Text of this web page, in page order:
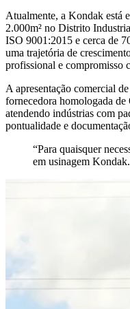
Atualmente, a Kondak está
2.000m² no Distrito
ISO 9001:2015 e cerca de
uma trajetória de
profissional e compromisso
A apresentação comercial
fornecedora homologada
atendendo indústrias com
pontualidade e
“Para quaisquer
em usinagem